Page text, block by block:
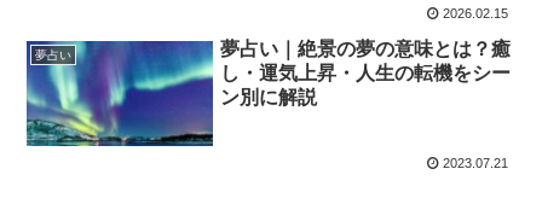
2026.02.15
夢占い
夢占い｜絶景の夢の意味とは？癒
し・運気上昇・人生の転機をシー
ン別に解説
2023.07.21